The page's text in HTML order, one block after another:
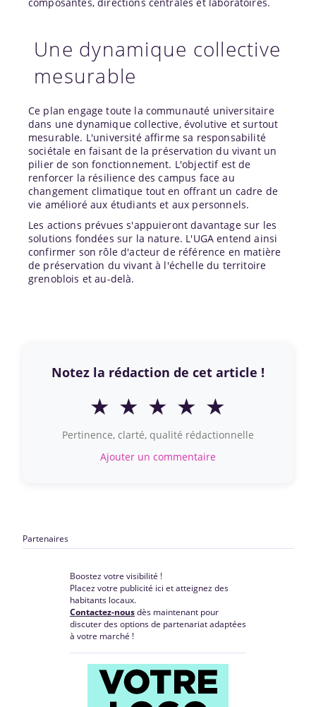
Une dynamique collective
mesurable
Ce plan engage toute la communauté universitaire
dans une dynamique collective, évolutive et surtout
mesurable. L'université affirme sa responsabilité
sociétale en faisant de la préservation du vivant un
pilier de son fonctionnement. L'objectif est de
renforcer la résilience des campus face au
changement climatique tout en offrant un cadre de
vie amélioré aux étudiants et aux personnels.
Les actions prévues s'appuieront davantage sur les
solutions fondées sur la nature. L'UGA entend ainsi
confirmer son rôle d'acteur de référence en matière
de préservation du vivant à l'échelle du territoire
grenoblois et au-delà.
Notez la rédaction de cet article !
★ ★ ★ ★ ★
Pertinence, clarté, qualité rédactionnelle
Ajouter un commentaire
Partenaires
Boostez votre visibilité !
Placez votre publicité ici et atteignez des
habitants locaux.
Contactez-nousdès maintenant pour
discuter des options de partenariat adaptées
à votre marché !